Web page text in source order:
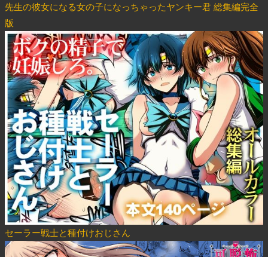
先生の彼女になる女の子になっちゃったヤンキー君 総集編完全
版
セーラー戦士と種付けおじさん